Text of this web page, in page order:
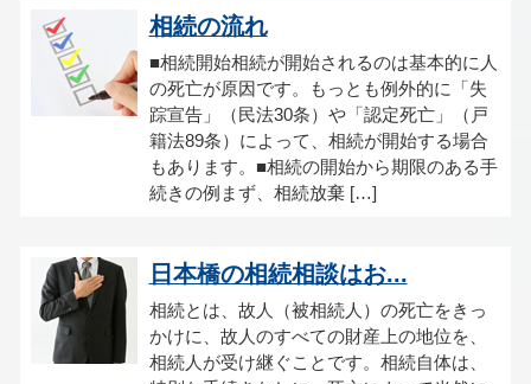
相続の流れ
■相続開始相続が開始されるのは基本的に人
の死亡が原因です。もっとも例外的に「失
踪宣告」（民法30条）や「認定死亡」（戸
籍法89条）によって、相続が開始する場合
もあります。■相続の開始から期限のある手
続きの例まず、相続放棄 […]
日本橋の相続相談はお...
相続とは、故人（被相続人）の死亡をきっ
かけに、故人のすべての財産上の地位を、
相続人が受け継ぐことです。相続自体は、